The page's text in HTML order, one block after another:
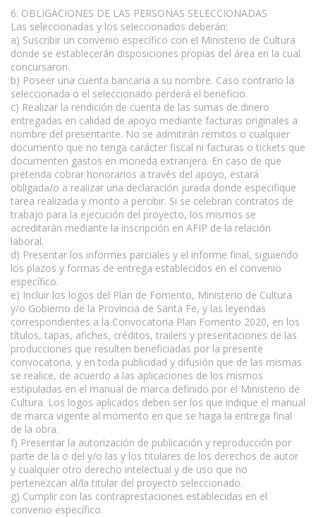
6. OBLIGACIONES DE LAS PERSONAS SELECCIONADAS
Las seleccionadas y los seleccionados deberán:
a) Suscribir un convenio específico con el Ministerio de Cultura
donde se establecerán disposiciones propias del área en la cual
concursaron.
b) Poseer una cuenta bancaria a su nombre. Caso contrario la
seleccionada o el seleccionado perderá el beneficio.
c) Realizar la rendición de cuenta de las sumas de dinero
entregadas en calidad de apoyo mediante facturas originales a
nombre del presentante. No se admitirán remitos o cualquier
documento que no tenga carácter fiscal ni facturas o tickets que
documenten gastos en moneda extranjera. En caso de que
pretenda cobrar honorarios a través del apoyo, estará
obligada/o a realizar una declaración jurada donde especifique
tarea realizada y monto a percibir. Si se celebran contratos de
trabajo para la ejecución del proyecto, los mismos se
acreditarán mediante la inscripción en AFIP de la relación
laboral.
d) Presentar los informes parciales y el informe final, siguiendo
los plazos y formas de entrega establecidos en el convenio
específico.
e) Incluir los logos del Plan de Fomento, Ministerio de Cultura
y/o Gobierno de la Provincia de Santa Fe, y las leyendas
correspondientes a la Convocatoria Plan Fomento 2020, en los
títulos, tapas, afiches, créditos, trailers y presentaciones de las
producciones que resulten beneficiadas por la presente
convocatoria, y en toda publicidad y difusión que de las mismas
se realice, de acuerdo a las aplicaciones de los mismos
estipuladas en el manual de marca definido por el Ministerio de
Cultura. Los logos aplicados deben ser los que indique el manual
de marca vigente al momento en que se haga la entrega final
de la obra.
f) Presentar la autorización de publicación y reproducción por
parte de la o del y/o las y los titulares de los derechos de autor
y cualquier otro derecho intelectual y de uso que no
pertenezcan al/la titular del proyecto seleccionado.
g) Cumplir con las contraprestaciones establecidas en el
convenio específico.